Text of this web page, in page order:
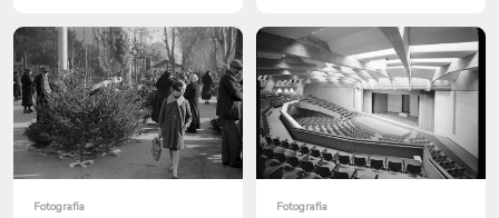
Fotografia Fotografia